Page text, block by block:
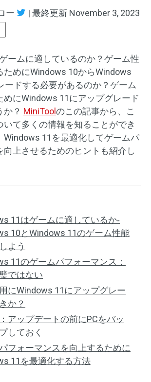
ー | 最終更新 November 3, 2023
ームに適しているのか？ゲーム性
ためにWindows 10からWindows
ードする必要があるのか？ゲーム
めにWindows 11にアップグレード
か？ MiniToolのこの記事から、こ
いて多くの情報を知ることができ
Windows 11を最適化してゲームパ
向上させるためのヒントも紹介し
11はゲームに適しているか‐
10とWindows 11のゲーム性能
よう
11のゲームパフォーマンス：
ではない
にWindows 11にアップグレー
か？
アップデートの前にPCをバッ
しておく
フォーマンスを向上するために
11を最適化する方法